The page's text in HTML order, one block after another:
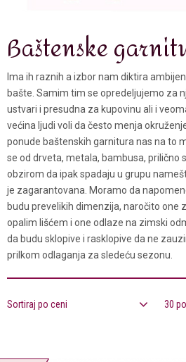
Baštenske
Ima ih raznih a izbor nam diktira
bašte. Samim tim se opredeljujemo za
ustvari i presudna za kupovinu ali i
većina ljudi voli da često menja
ponude baštenskih garnitura nas na to
se od drveta, metala, bambusa, prilično
obzirom da ipak spadaju u grupu
je zagarantovana. Moramo da
budu prevelikih dimenzija, naročito one
opalim lišćem i one odlaze na zimski
da budu sklopive i rasklopive da ne
prilkom odlaganja za sledeću sezonu.
Sortiraj po ceni 30